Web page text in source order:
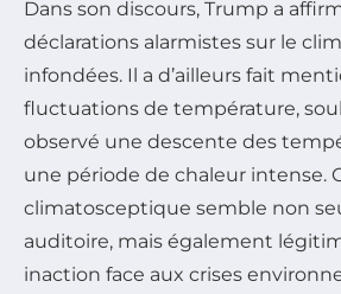
Dans son discours, Trump a
déclarations alarmistes sur le
infondées. Il a d’ailleurs fait
fluctuations de température,
observé une descente des
une période de chaleur intense.
climatosceptique semble non
auditoire, mais également
inaction face aux crises